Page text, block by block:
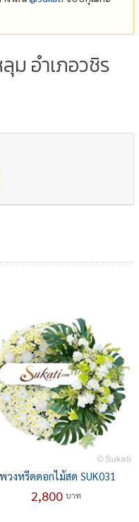
อำเภอวชิร
พวงหรีดดอกไม้สด SUK031
2,800 บาท